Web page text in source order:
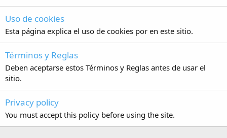
Uso de cookies
Esta página explica el uso de cookies por en este sitio.
Términos y Reglas
Deben aceptarse estos Términos y Reglas antes de usar el
sitio.
Privacy policy
You must accept this policy before using the site.